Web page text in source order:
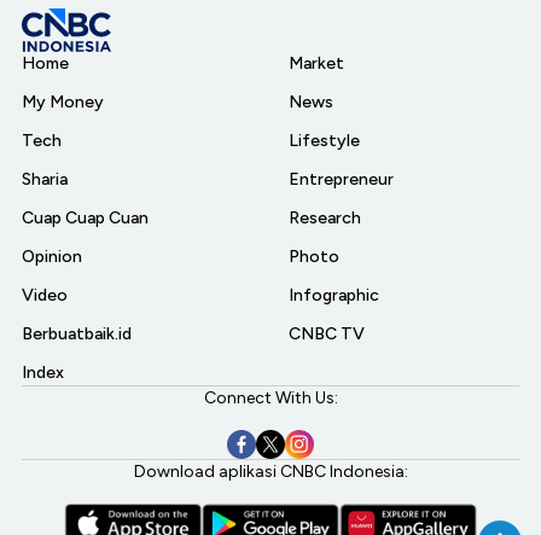
Home
My Money
Tech
Sharia
Cuap Cuap Cuan
Opinion
Video
Berbuatbaik.id
Index
Market
News
Lifestyle
Entrepreneur
Research
Photo
Infographic
CNBC TV
Connect With Us:
Download aplikasi CNBC Indonesia: